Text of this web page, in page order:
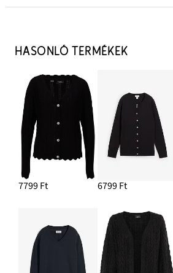
2699 Ft
HOZZÁADÁS A KOSÁRHOZ
Sztreccsnadrág belebújós fazonban
8799 Ft
HOZZÁADÁS A KOSÁRHOZ
Kézi táska velúrbőrből
20 999 Ft
Top puha viszkóz-keverékből
3699 Ft
HOZZÁADÁS A KOSÁRHOZ
HASONLÓ TERMÉKEK
7799 Ft 6799 Ft